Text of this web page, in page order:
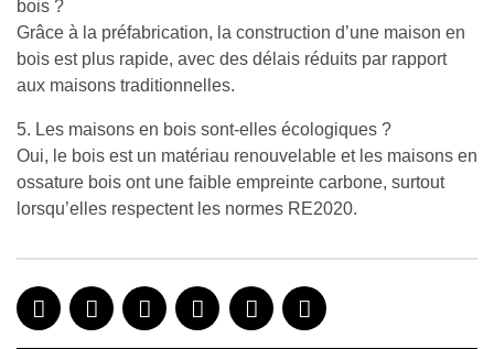
bois ?
Grâce à la préfabrication, la construction d’une maison en
bois est plus rapide, avec des délais réduits par rapport
aux maisons traditionnelles.
5. Les maisons en bois sont-elles écologiques ?
Oui, le bois est un matériau renouvelable et les maisons en
ossature bois ont une faible empreinte carbone, surtout
lorsqu’elles respectent les normes RE2020.